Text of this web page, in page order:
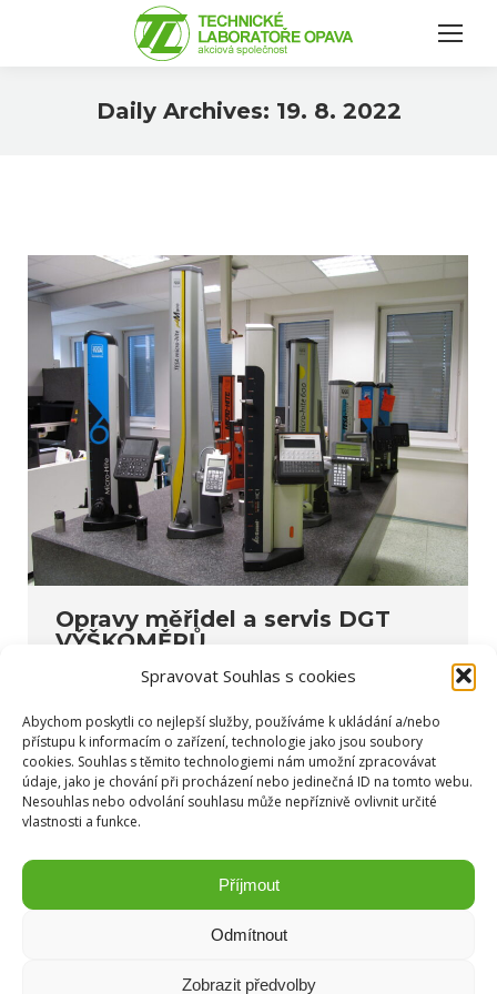
Spravovat Souhlas s cookies
Abychom poskytli co nejlepší služby, používáme k ukládání a/nebo
přístupu k informacím o zařízení, technologie jako jsou soubory
cookies. Souhlas s těmito technologiemi nám umožní zpracovávat
údaje, jako je chování při procházení nebo jedinečná ID na tomto webu.
Nesouhlas nebo odvolání souhlasu může nepříznivě ovlivnit určité
vlastnosti a funkce.
Příjmout
Odmítnout
Zobrazit předvolby
Daily Archives: 19. 8. 2022
Opravy měřidel a servis DGT
VÝŠKOMĚRŮ
,Kalibrace,Obecné informace,Servis
Součástí naší kalibrační laboratoře geometrických
veličin je i servisní oddělení, které je zaměřeno na
opravy měřidel, měřících zařízení a opravy měřících
přístrojů.
Copyright © Weiron Dynamics, s.r.o. |Tvorba webových stránek